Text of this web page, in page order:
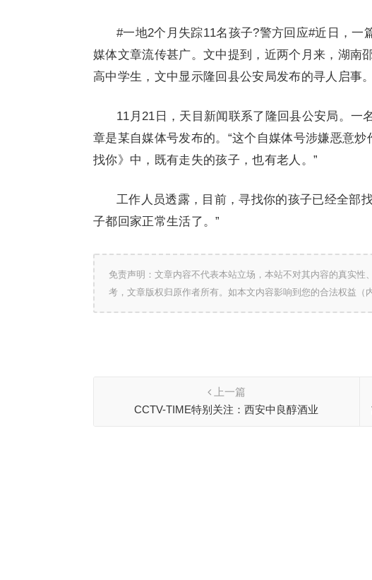
#一地2个月失踪11名孩子?警方回应#近日，一
媒体文章流传甚广。文中提到，近两个月来，湖南
高中学生，文中显示隆回县公安局发布的寻人启事。
11月21日，天目新闻联系了隆回县公安局。一
章是某自媒体号发布的。“这个自媒体号涉嫌恶意
找你》中，既有走失的孩子，也有老人。”
工作人员透露，目前，寻找你的孩子已经全部
子都回家正常生活了。”
免责声明：文章内容不代表本站立场，本站不对其内容的真实
考，文章版权归原作者所有。如本文内容影响到您的合法权益（
上一篇
CCTV-TIME特别关注：西安中良醇酒业